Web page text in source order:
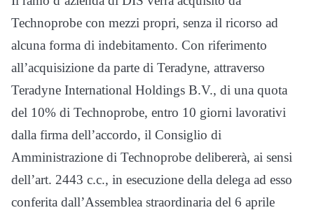
Technoprobe con mezzi propri, senza il ricorso ad
alcuna forma di indebitamento. Con riferimento
all’acquisizione da parte di Teradyne, attraverso
Teradyne International Holdings B.V., di una quota
del 10% di Technoprobe, entro 10 giorni lavorativi
dalla firma dell’accordo, il Consiglio di
Amministrazione di Technoprobe delibererà, ai sensi
dell’art. 2443 c.c., in esecuzione della delega ad esso
conferita dall’Assemblea straordinaria del 6 aprile